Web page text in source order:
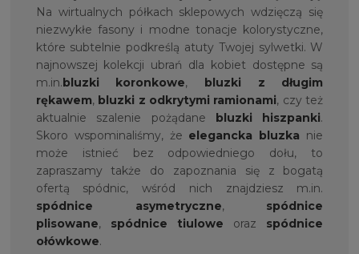
Na wirtualnych półkach sklepowych wdzięczą się
niezwykłe fasony i modne tonacje kolorystyczne,
które subtelnie podkreślą atuty Twojej sylwetki. W
najnowszej kolekcji ubrań dla kobiet dostępne są
m.in. bluzki koronkowe,
bluzki z długim
rękawem, bluzki z odkrytymi ramionami, czy też
aktualnie szalenie pożądane
bluzki hiszpanki.
Skoro wspominaliśmy, że elegancka bluzka nie
może istnieć bez odpowiedniego dołu, to
zapraszamy także do zapoznania się z bogatą
ofertą spódnic, wśród nich znajdziesz m.in.
spódnice asymetryczne, spódnice
plisowane, spódnice tiulowe oraz spódnice
ołówkowe.